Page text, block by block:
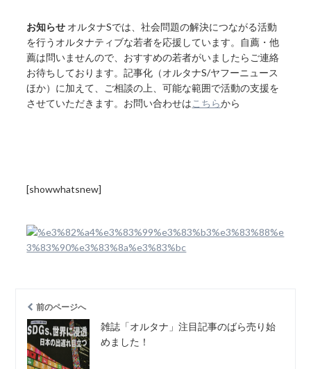
お知らせ オルタナSでは、社会問題の解決につながる活動
を行うオルタナティブな若者を応援しています。自薦・他
薦は問いませんので、おすすめの若者がいましたらご連絡
お待ちしております。記事化（オルタナS/ヤフーニュース
ほか）に加えて、ご相談の上、可能な範囲で活動の支援を
させていただきます。お問い合わせはこちらから
[showwhatsnew]
前のページへ
雑誌「オルタナ」注目記事のばら売り始
めました！